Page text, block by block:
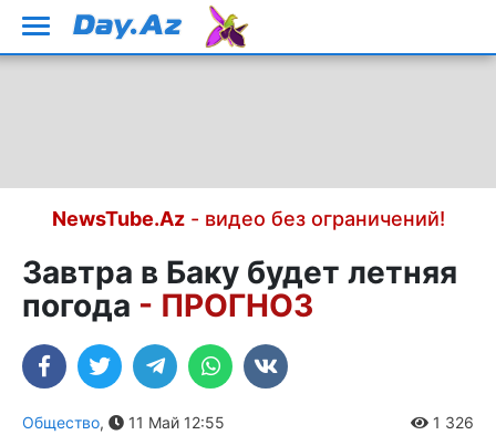
NewsTube.Az- видео без ограничений!
Завтра в Баку будет летняя
погода - ПРОГНОЗ
Общество, 11 Май 12:55 1 326